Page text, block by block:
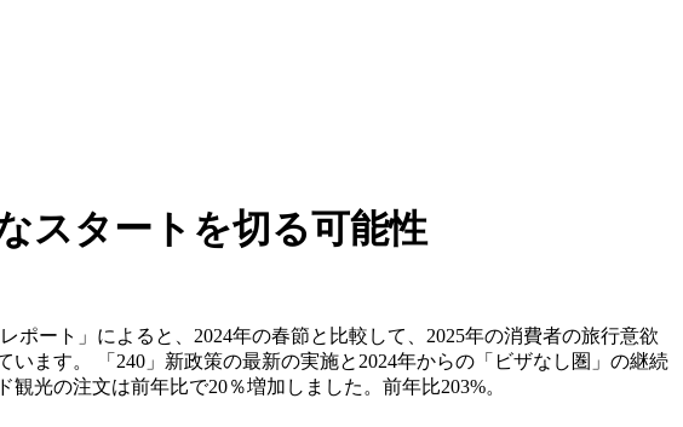
スタートを切る可能性
ート」によると、2024年の春節と比較して、2025年の消費者の旅行意欲
ます。 「240」新政策の最新の実施と2024年からの「ビザなし圏」の継続
光の注文は前年比で20％増加しました。前年比203%。